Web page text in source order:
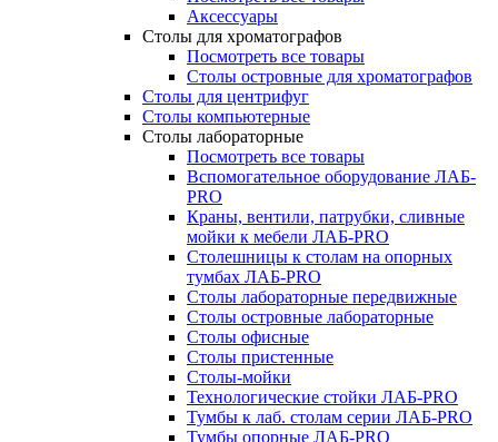
Аксессуары
Столы для хроматографов
Посмотреть все товары
Столы островные для хроматографов
Столы для центрифуг
Столы компьютерные
Столы лабораторные
Посмотреть все товары
Вспомогательное оборудование ЛАБ-
PRO
Краны, вентили, патрубки, сливные
мойки к мебели ЛАБ-PRO
Столешницы к столам на опорных
тумбах ЛАБ-PRO
Столы лабораторные передвижные
Столы островные лабораторные
Столы офисные
Столы пристенные
Столы-мойки
Технологические стойки ЛАБ-PRO
Тумбы к лаб. столам серии ЛАБ-PRO
Тумбы опорные ЛАБ-PRO